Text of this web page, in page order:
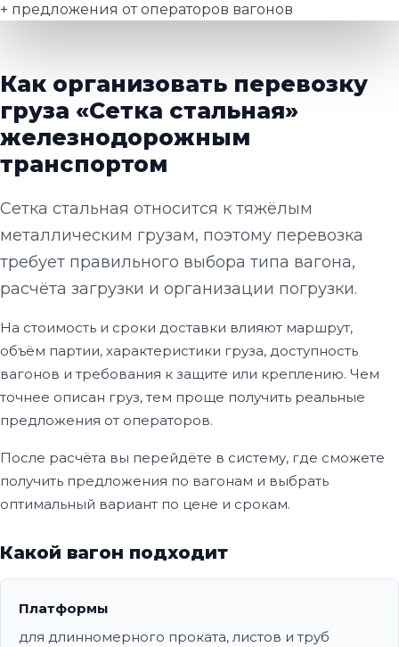
+ предложения от операторов вагонов
Как организовать перевозку
груза «Сетка стальная»
железнодорожным
транспортом
Сетка стальная относится к тяжёлым
металлическим грузам, поэтому перевозка
требует правильного выбора типа вагона,
расчёта загрузки и организации погрузки.
На стоимость и сроки доставки влияют маршрут,
объём партии, характеристики груза, доступность
вагонов и требования к защите или креплению. Чем
точнее описан груз, тем проще получить реальные
предложения от операторов.
После расчёта вы перейдёте в систему, где сможете
получить предложения по вагонам и выбрать
оптимальный вариант по цене и срокам.
Какой вагон подходит
Платформы
для длинномерного проката, листов и труб